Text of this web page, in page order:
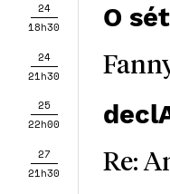
24
18h30
O
24
21h30
25
22h00
27
21h30
Re: